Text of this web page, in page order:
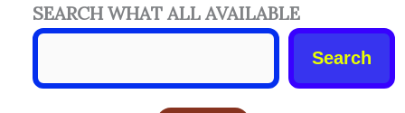
SEARCH WHAT ALL AVAILABLE
Search